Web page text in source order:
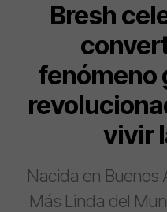
Bresh
fenómeno
vivir
Nacida en Buenos
Más Linda del